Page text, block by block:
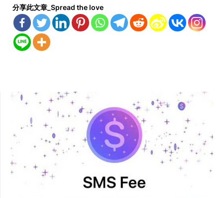
分享此文章_Spread the love